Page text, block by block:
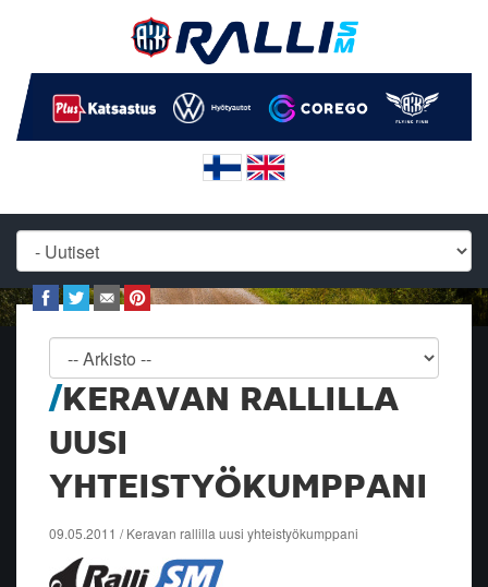
KERAVAN RALLILLA
UUSI
YHTEISTYÖKUMPPANI
09.05.2011 / Keravan rallilla uusi yhteistyökumppani